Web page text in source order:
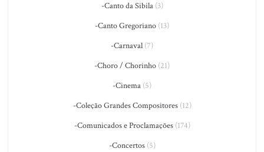
-Canto da Sibila(3)
-Canto Gregoriano (13)
-Carnaval (7)
-Choro / Chorinho (21)
-Cinema (5)
-Coleção Grandes Compositores(12)
-Comunicados e Proclamações(174)
-Concertos(5)